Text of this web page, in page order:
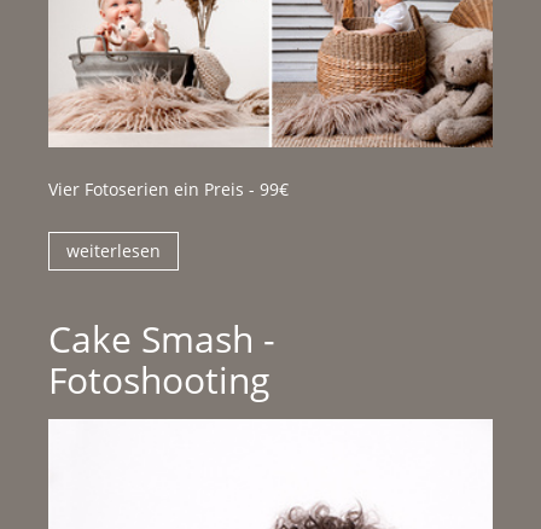
Vier Fotoserien ein Preis - 99€
weiterlesen
Cake Smash -
Fotoshooting